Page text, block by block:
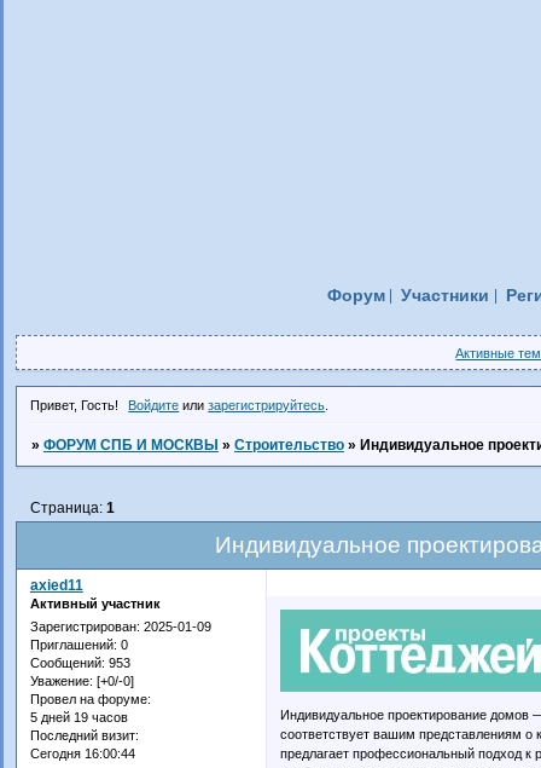
Форум Участники
Активные
Привет, Гость! Войдите илизарегистрируйтесь
» ФОРУМ СПБ И МОСКВЫ » Строительство » Индивидуальное
Индивидуальное
Страница: 1
axied11
Активный участник
Зарегистрирован: 2025-01-09
Приглашений: 0
Сообщений: 953
Уважение: [+0/-0]
Провел на форуме:
5 дней 19 часов
Последний визит:
Сегодня 16:00:44
Индивидуальное проектирование домов
соответствует вашим представлениям о
предлагает профессиональный подход к